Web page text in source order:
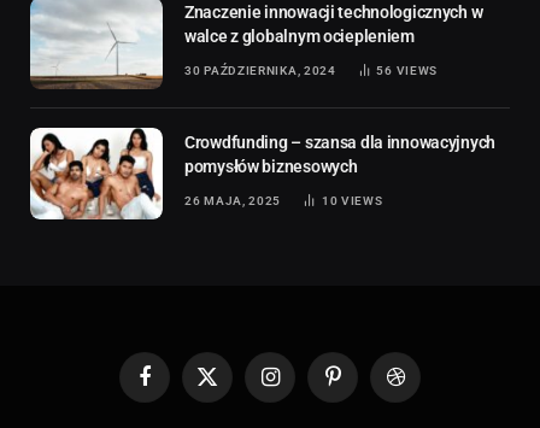
Znaczenie innowacji technologicznych w
walce z globalnym ociepleniem
30 PAŹDZIERNIKA, 2024 56 VIEWS
Crowdfunding – szansa dla innowacyjnych
pomysłów biznesowych
26 MAJA, 2025 10 VIEWS
FacebookX
InstagramPinterestDribbble